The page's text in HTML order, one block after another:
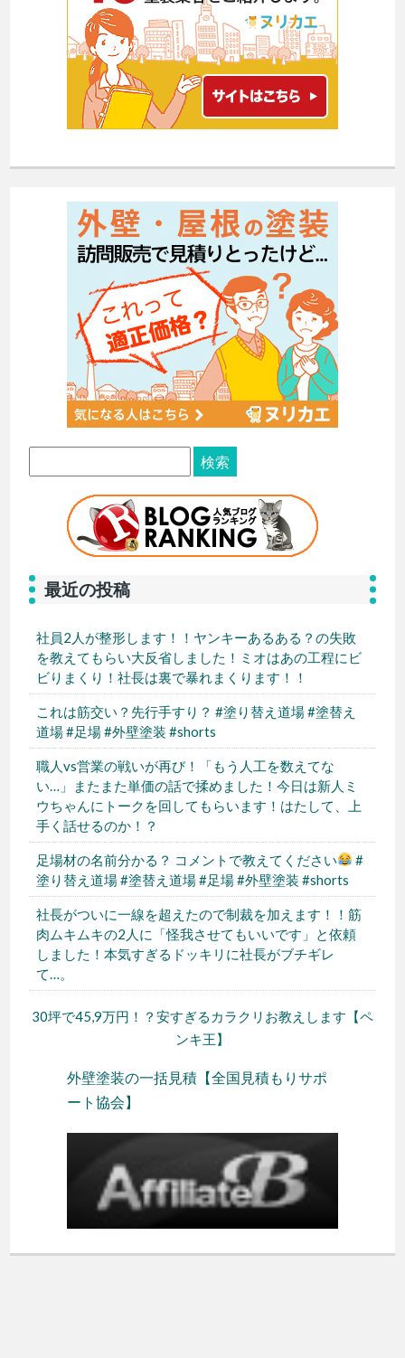
最近の投稿
社員2人が整形します！！ヤンキーあるある？の失敗
を教えてもらい大反省しました！ミオはあの工程にビ
ビりまくり！社長は裏で暴れまくります！！
これは筋交い？先行手すり？ #塗り替え道場 #塗替え
道場 #足場 #外壁塗装 #shorts
職人vs営業の戦いが再び！「もう人工を数えてな
い…」またまた単価の話で揉めました！今日は新人ミ
ウちゃんにトークを回してもらいます！はたして、上
手く話せるのか！？
足場材の名前分かる？ コメントで教えてください
#
塗り替え道場 #塗替え道場 #足場 #外壁塗装 #shorts
社長がついに一線を超えたので制裁を加えます！！筋
肉ムキムキの2人に「怪我させてもいいです」と依頼
しました！本気すぎるドッキリに社長がブチギレ
て…。
30坪で45,9万円！？安すぎるカラクリお教えします【ペ
ンキ王】
外壁塗装の一括見積【全国見積もりサポ
ート協会】